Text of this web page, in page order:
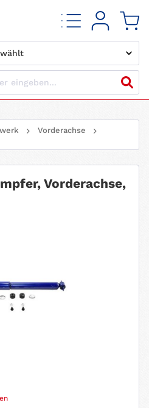
Vorderachse
Vorderachse,